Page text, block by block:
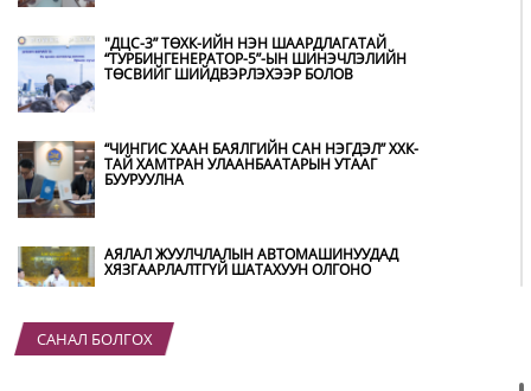
"ДЦС-3” ТӨХК-ИЙН НЭН ШААРДЛАГАТАЙ
“ТУРБИНГЕНЕРАТОР-5”-ЫН ШИНЭЧЛЭЛИЙН
ТӨСВИЙГ ШИЙДВЭРЛЭХЭЭР БОЛОВ
“ЧИНГИС ХААН БАЯЛГИЙН САН НЭГДЭЛ” ХХК-
ТАЙ ХАМТРАН УЛААНБААТАРЫН УТААГ
БУУРУУЛНА
АЯЛАЛ ЖУУЛЧЛАЛЫН АВТОМАШИНУУДАД
ХЯЗГААРЛАЛТГҮЙ ШАТАХУУН ОЛГОНО
“ХОТЫН ДАРГА СОНСОЖ БАЙНА” 150150
САНАЛ БОЛГОХ